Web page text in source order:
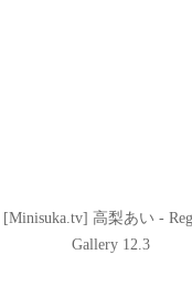
[Minisuka.tv] 高梨あい -
Gallery 12.3